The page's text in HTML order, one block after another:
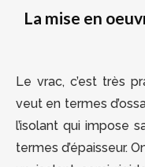
La mise en
Le vrac, c’est très
veut en termes
l’isolant qui impose
termes d’épaisseur.